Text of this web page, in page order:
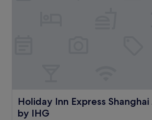
Holiday Inn Express
by IHG
Holiday Inn Express Shanghai